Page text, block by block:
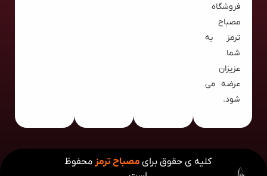
فروشگاه
مصباح
ترمز به
شما
عزیزان
عرضه می
شود.
کلیه ی حقوق برای مصباح ترمز محفوظ